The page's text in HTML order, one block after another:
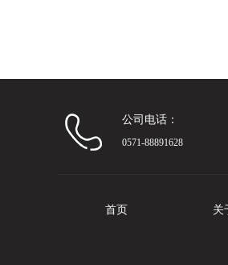
公司电话：
0571-88891628
首页 关